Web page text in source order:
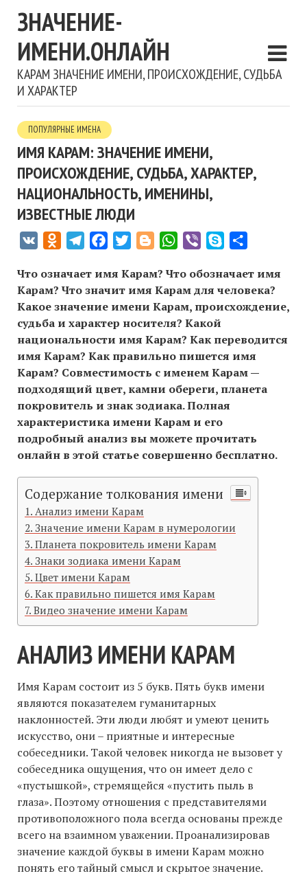
ЗНАЧЕНИЕ-
ИМЕНИ.ОНЛАЙН
КАРАМ ЗНАЧЕНИЕ ИМЕНИ, ПРОИСХОЖДЕНИЕ, СУДЬБА
И ХАРАКТЕР
ПОПУЛЯРНЫЕ ИМЕНА
ИМЯ КАРАМ: ЗНАЧЕНИЕ ИМЕНИ,
ПРОИСХОЖДЕНИЕ, СУДЬБА, ХАРАКТЕР,
НАЦИОНАЛЬНОСТЬ, ИМЕНИНЫ,
ИЗВЕСТНЫЕ ЛЮДИ
VK Odnoklassniki
TelegramFacebookTwitterBloggerWhatsApp
Viber Skype
Что означает имя Карам? Что обозначает имя
Карам? Что значит имя Карам для человека?
Какое значение имени Карам, происхождение,
судьба и характер носителя? Какой
национальности имя Карам? Как переводится
имя Карам? Как правильно пишется имя
Карам? Совместимость c именем Карам —
подходящий цвет, камни обереги, планета
покровитель и знак зодиака. Полная
характеристика имени Карам и его
подробный анализ вы можете прочитать
онлайн в этой статье совершенно бесплатно.
Содержание толкования имени
Анализ имени Карам
Значение имени Карам в нумерологии
Планета покровитель имени Карам
Знаки зодиака имени Карам
Цвет имени Карам
Как правильно пишется имя Карам
Видео значение имени Карам
АНАЛИЗ ИМЕНИ КАРАМ
Имя Карам состоит из 5 букв. Пять букв имени
являются показателем гуманитарных
наклонностей. Эти люди любят и умеют ценить
искусство, они – приятные и интересные
собеседники. Такой человек никогда не вызовет у
собеседника ощущения, что он имеет дело с
«пустышкой», стремящейся «пустить пыль в
глаза». Поэтому отношения с представителями
противоположного пола всегда основаны прежде
всего на взаимном уважении. Проанализировав
значение каждой буквы в имени Карам можно
понять его тайный смысл и скрытое значение.